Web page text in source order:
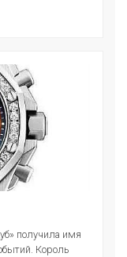
получила имя
Король